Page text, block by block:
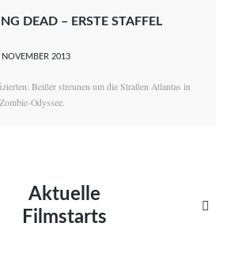
DEAD – ERSTE STAFFEL
2013
Beißer streunen um die Straßen Atlantas in
Odyssee.
Aktuelle
Filmstarts
